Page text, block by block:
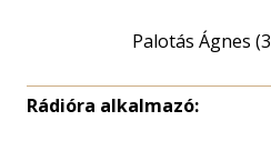
Palotás Ágnes
Rádióra alkalmazó: